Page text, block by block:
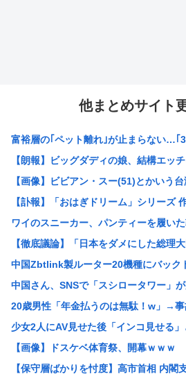
他まとめサイト
富裕層の｢ペット離れ｣が止まらない…｢
【朗報】ビッグダディの娘、結構エッ
【画像】ビビアン・スー(51)とかいう
【訃報】「おはぎドリーム」シリーズ
ワイのスニーカー、パンティーを履い
【徹底議論】「日本をダメにした総理
中国Zbtlink製ルーター20機種にバック
中国さん、SNSで「スシロータワー」
20歳男性「年金払うのは無駄！w」→
少女2人にAV見せた後「インコ見せる
【画像】ドスケベ体育祭、開幕ｗｗｗ
【保守層ばかりを忖度】高市首相 内閣